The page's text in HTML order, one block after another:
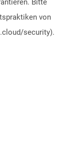
Bitte
von
security).